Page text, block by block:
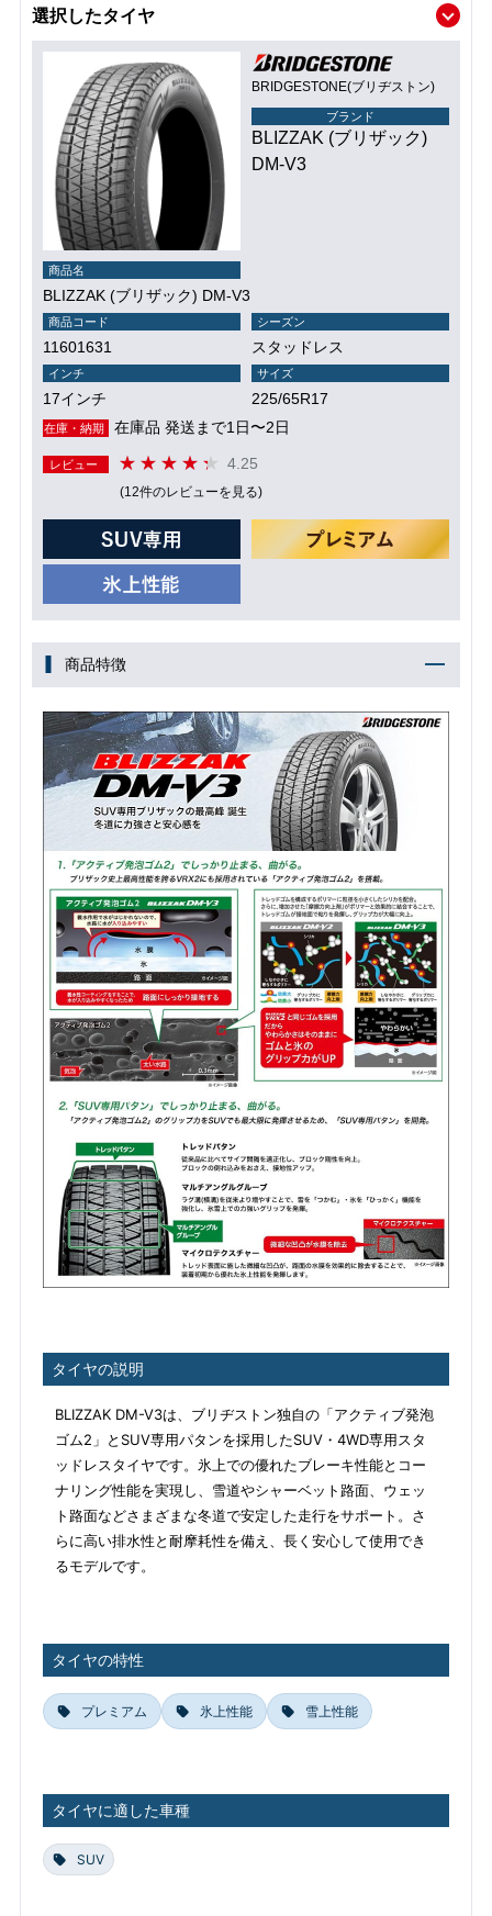
選択したタイヤ
BRIDGESTONE(ブリヂストン)
ブランド
BLIZZAK (ブリザック)
DM-V3
商品名
BLIZZAK (ブリザック) DM-V3
商品コード
11601631
シーズン
スタッドレス
インチ
17インチ
サイズ
225/65R17
在庫・納期 在庫品 発送まで1日〜2日
レビュー 4.25
(12件のレビューを見る)
商品特徴
タイヤの説明
BLIZZAK DM-V3は、ブリヂストン独自の「アクティブ発泡
ゴム2」とSUV専用パタンを採用したSUV・4WD専用スタ
ッドレスタイヤです。氷上での優れたブレーキ性能とコー
ナリング性能を実現し、雪道やシャーベット路面、ウェッ
ト路面などさまざまな冬道で安定した走行をサポート。さ
らに高い排水性と耐摩耗性を備え、長く安心して使用でき
るモデルです。
タイヤの特性
プレミアム 氷上性能 雪上性能
タイヤに適した車種
SUV